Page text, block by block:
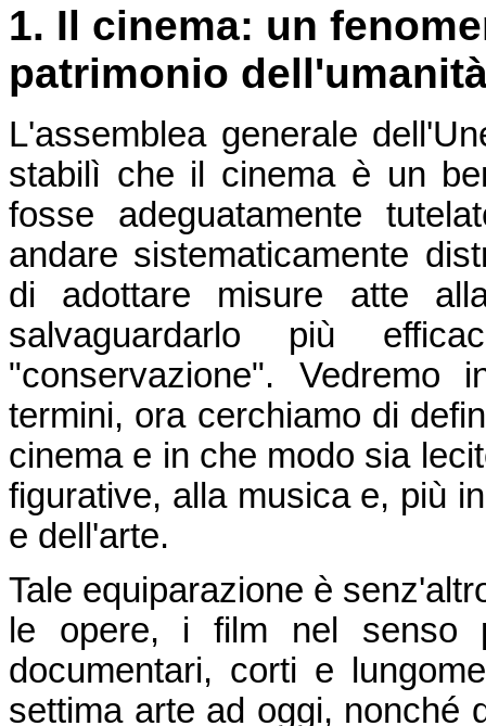
1. Il cinema: un
patrimonio
L'assemblea generale
stabilì che il cinema è un
fosse adeguatamente
andare sistematicamente
di adottare misure atte
salvaguardarlo più
"conservazione".
termini, ora cerchiamo di
cinema e in che modo sia
figurative, alla musica e, più
e dell'arte.
Tale equiparazione è
le opere, i film nel senso
documentari, corti e
settima arte ad oggi, nonché